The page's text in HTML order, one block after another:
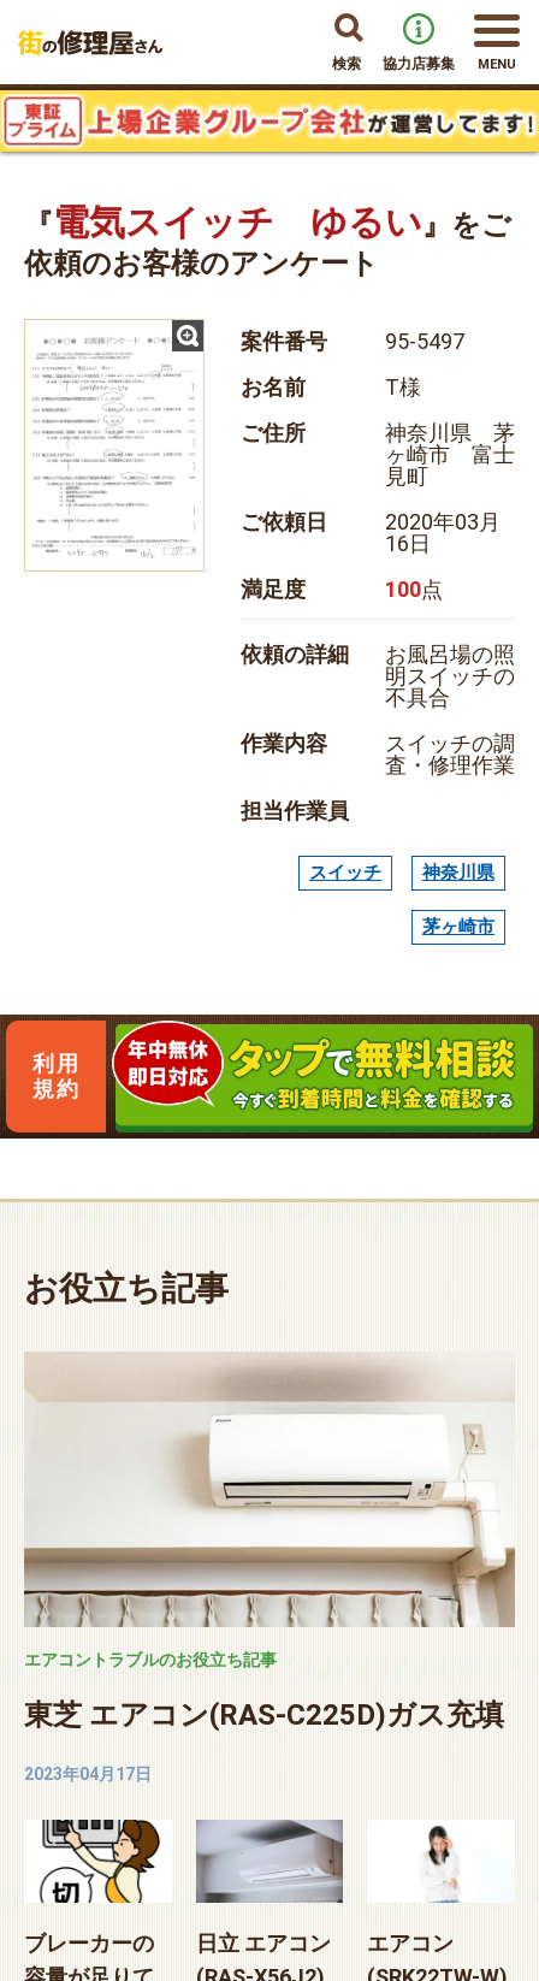
検索 協力店募集 MENU
『電気スイッチ ゆるい』をご
依頼のお客様のアンケート
案件番号
95-5497
お名前
T様
ご住所
神奈川県 茅
ヶ崎市 富士
見町
ご依頼日
2020年03月
16日
満足度
100点
依頼の詳細
お風呂場の照
明スイッチの
不具合
作業内容
スイッチの調
査・修理作業
担当作業員
スイッチ 神奈川県
茅ヶ崎市
利用
規約
お役立ち記事
エアコントラブルのお役立ち記事
東芝 エアコン(RAS-C225D)ガス充填
2023年04月17日
ブレーカーの
日立 エアコン
エアコン